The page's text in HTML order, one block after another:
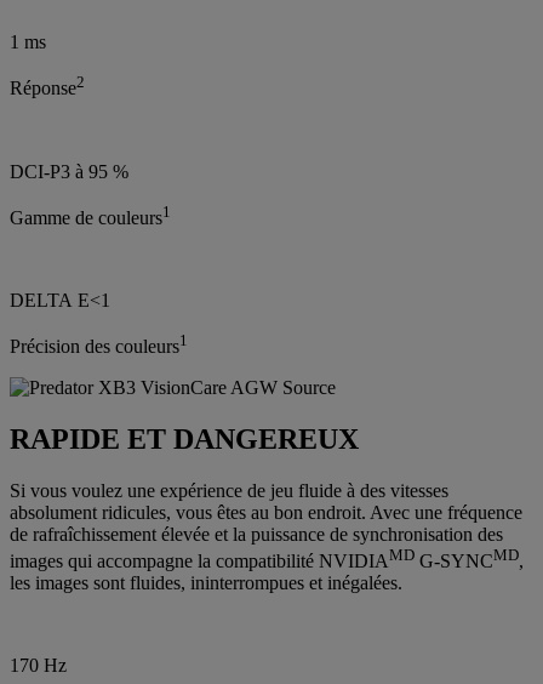
1 ms
Réponse2
DCI-P3 à 95 %
Gamme de couleurs1
DELTA E<1
Précision des couleurs1
RAPIDE ET DANGEREUX
Si vous voulez une expérience de jeu fluide à des vitesses
absolument ridicules, vous êtes au bon endroit. Avec une fréquence
de rafraîchissement élevée et la puissance de synchronisation des
images qui accompagne la compatibilité NVIDIAMD G-SYNCMD,
les images sont fluides, ininterrompues et inégalées.
170 Hz